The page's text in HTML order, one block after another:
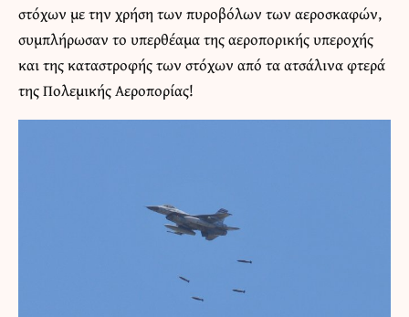
στόχων με την χρήση των πυροβόλων των αεροσκαφών,
συμπλήρωσαν το υπερθέαμα της αεροπορικής υπεροχής
και της καταστροφής των στόχων από τα ατσάλινα φτερά
της Πολεμικής Αεροπορίας!